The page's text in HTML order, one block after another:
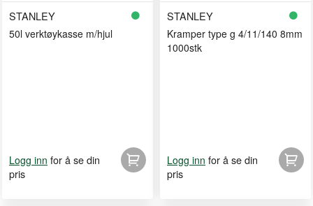
STANLEY
50l verktøykasse m/hjul
Logg inn for å se din
pris
STANLEY
Kramper type g 4/11/140 8mm
1000stk
Logg inn for å se din
pris